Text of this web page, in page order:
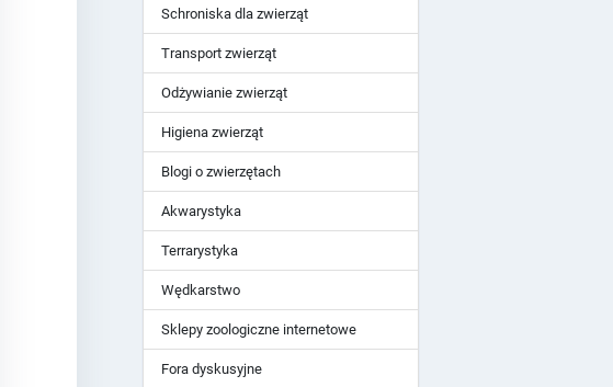
Schroniska dla zwierząt
Transport zwierząt
Odżywianie zwierząt
Higiena zwierząt
Blogi o zwierzętach
Akwarystyka
Terrarystyka
Wędkarstwo
Sklepy zoologiczne internetowe
Fora dyskusyjne